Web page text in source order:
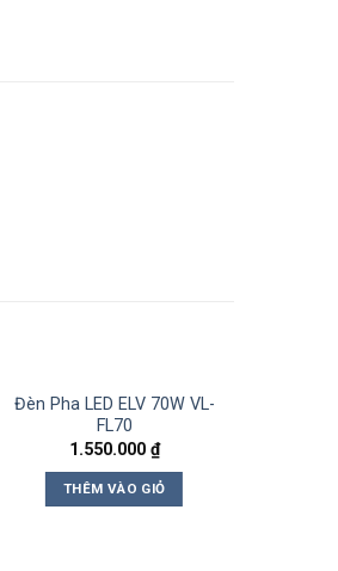
Đèn Pha LED ELV 70W VL-
FL70
1.550.000 ₫
THÊM VÀO GIỎ